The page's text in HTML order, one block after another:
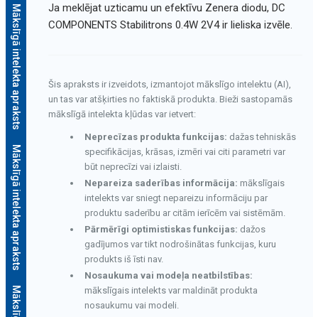
Mākslīgā intelekta apraksts
Mākslīgā intelekta apraksts
Ja meklējat uzticamu un efektīvu Zenera diodu, DC
COMPONENTS Stabilitrons 0.4W 2V4 ir lieliska izvēle.
Šis apraksts ir izveidots, izmantojot mākslīgo intelektu (AI),
un tas var atšķirties no faktiskā produkta. Bieži sastopamās
mākslīgā intelekta kļūdas var ietvert:
Neprecīzas produkta funkcijas: dažas tehniskās
specifikācijas, krāsas, izmēri vai citi parametri var
būt neprecīzi vai izlaisti.
Nepareiza saderības informācija: mākslīgais
intelekts var sniegt nepareizu informāciju par
produktu saderību ar citām ierīcēm vai sistēmām.
Pārmērīgi optimistiskas funkcijas: dažos
gadījumos var tikt nodrošinātas funkcijas, kuru
produkts iš īsti nav.
Nosaukuma vai modeļa neatbilstības:
mākslīgais intelekts var maldināt produkta
nosaukumu vai modeli.